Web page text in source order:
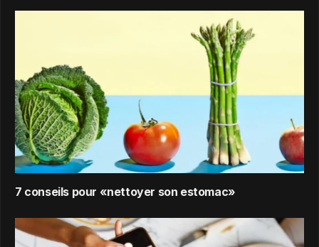
7 conseils pour «nettoyer son estomac»